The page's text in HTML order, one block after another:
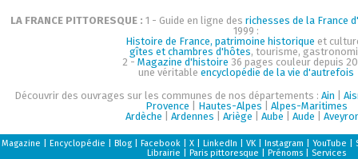
LA FRANCE PITTORESQUE : 1 - Guide en ligne des richesses de la France
1999 :
Histoire de France, patrimoine historique et
gîtes et chambres d'hôtes, tourisme,
2 - Magazine d'histoire 36 pages couleur depuis
une véritable encyclopédie de la vie d'autrefois
Découvrir des ouvrages sur les communes de nos départements : Ain
Provence
Hautes-Alpes
Alpes-Maritimes
Ardèche
Ardennes Ariège Aube Aude
Magazine Encyclopédie Blog| Facebook| X| LinkedIn VK| Instagram YouTube
Librairie
Paris pittoresque Prénoms| Services